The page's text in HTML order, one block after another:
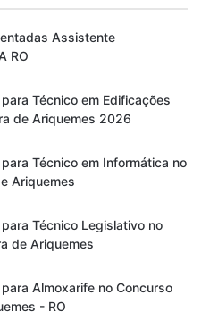
Assistente
RO
Técnico em Edificações
de Ariquemes 2026
Técnico em Informática no
Ariquemes
Técnico Legislativo no
de Ariquemes
Almoxarife no Concurso
- RO